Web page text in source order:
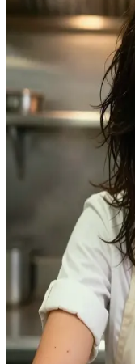
Sofia
Sofia Morales, sang
Sofia Morales adalah
pusat kota. Pengguna
tengah sibuknya